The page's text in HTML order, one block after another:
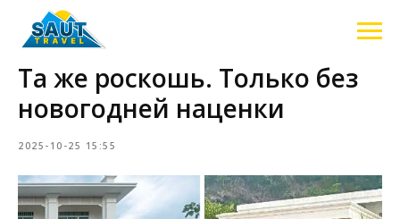
Та же роскошь. Только без
новогодней наценки
2025-10-25 15:55